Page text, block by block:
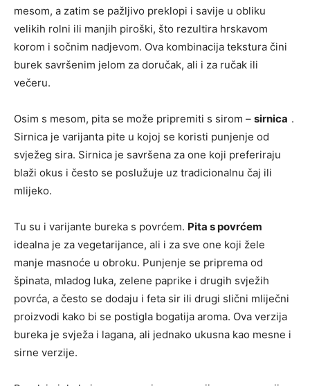
mesom, a zatim se pažljivo preklopi i savije u obliku
velikih rolni ili manjih piroški, što rezultira hrskavom
korom i sočnim nadjevom. Ova kombinacija tekstura čini
burek savršenim jelom za doručak, ali i za ručak ili
večeru.
Osim s mesom, pita se može pripremiti s sirom – sirnica .
Sirnica je varijanta pite u kojoj se koristi punjenje od
svježeg sira. Sirnica je savršena za one koji preferiraju
blaži okus i često se poslužuje uz tradicionalnu čaj ili
mlijeko.
Tu su i varijante bureka s povrćem. Pita s povrćem
idealna je za vegetarijance, ali i za sve one koji žele
manje masnoće u obroku. Punjenje se priprema od
špinata, mladog luka, zelene paprike i drugih svježih
povrća, a često se dodaju i feta sir ili drugi slični mliječni
proizvodi kako bi se postigla bogatija aroma. Ova verzija
bureka je svježa i lagana, ali jednako ukusna kao mesne i
sirne verzije.